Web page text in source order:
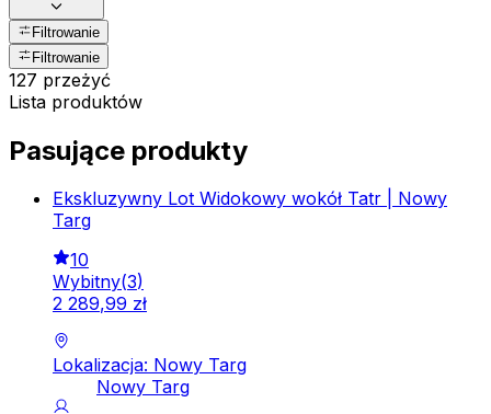
Filtrowanie
Filtrowanie
127 przeżyć
Lista produktów
Pasujące produkty
Ekskluzywny Lot Widokowy wokół Tatr | Nowy
Targ
10
Wybitny(3)
2 289,99 zł
Lokalizacja: Nowy Targ
Nowy Targ